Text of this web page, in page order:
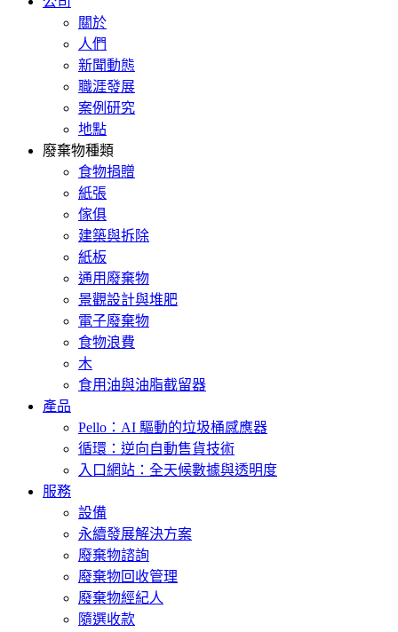
關於
人們
新聞動態
職涯發展
案例研究
地點
廢棄物種類
食物捐贈
紙張
傢俱
建築與拆除
紙板
通用廢棄物
景觀設計與堆肥
電子廢棄物
食物浪費
木
食用油與油脂截留器
產品
Pello：AI 驅動的垃圾桶感應器
循環：逆向自動售貨技術
入口網站：全天候數據與透明度
服務
設備
永續發展解決方案
廢棄物諮詢
廢棄物回收管理
廢棄物經紀人
隨選收款